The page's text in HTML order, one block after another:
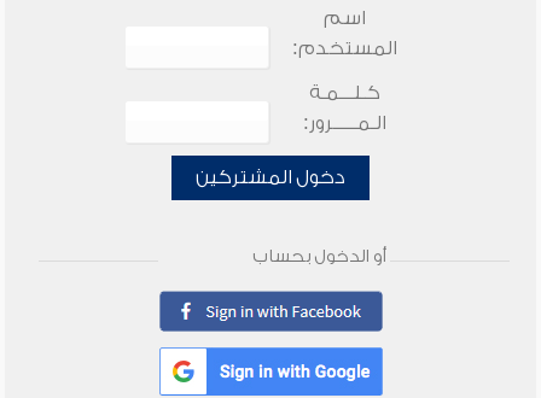
اسم
المستخدم:
كـلـــمـة
الـمـــــرور:
دخول المشتركين
أو الدخول بحساب